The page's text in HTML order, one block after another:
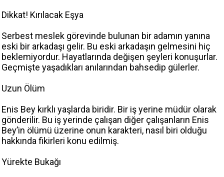
Dikkat! Kırılacak Eşya
Serbest meslek görevinde bulunan bir adamın yanına
eski bir arkadaşı gelir. Bu eski arkadaşın gelmesini hiç
beklemiyordur. Hayatlarında değişen şeyleri konuşurlar.
Geçmişte yaşadıkları anılarından bahsedip gülerler.
Uzun Ölüm
Enis Bey kırklı yaşlarda biridir. Bir iş yerine müdür olarak
gönderilir. Bu iş yerinde çalışan diğer çalışanların Enis
Bey’in ölümü üzerine onun karakteri, nasıl biri olduğu
hakkında fikirleri konu edilmiş.
Yürekte Bukağı